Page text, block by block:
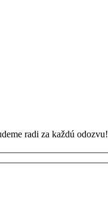
radi za každú odozvu!